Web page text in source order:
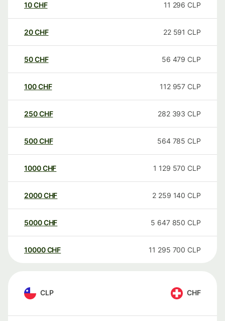
10CHF 11 296 CLP
20CHF 22 591 CLP
50CHF 56 479 CLP
100CHF 112 957 CLP
250CHF 282 393 CLP
500CHF 564 785 CLP
1000CHF 1 129 570 CLP
2000CHF 2 259 140 CLP
5000CHF 5 647 850 CLP
10000 CHF 11 295 700 CLP
CLP CHF